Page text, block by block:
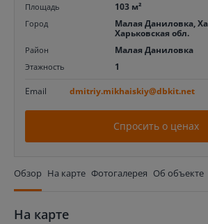
Площадь 103 м²
Город
Малая Даниловка,
Харьковская обл.
Район Малая Даниловка
Этажность 1
Email dmitriy.mikhaiskiy@dbkit.net
Спросить о ценах
Обзор На карте Фотогалерея Об объекте
На карте